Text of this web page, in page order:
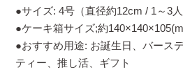
●サイズ: 4号（直径約12cm / 1～3人
●ケーキ箱サイズ;約
●おすすめ用途: お誕生日、バース
ティー、推し活、ギフト